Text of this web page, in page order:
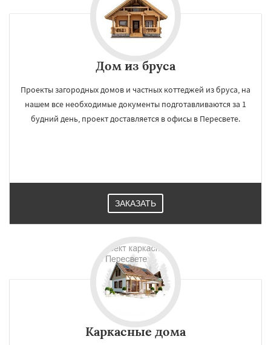
Дом из бруса
Проекты загородных домов и частных коттеджей из бруса, на
нашем все необходимые документы подготавливаются за 1
будний день, проект доставляется в офисы в Пересвете.
ЗАКАЗАТЬ
Каркасные дома